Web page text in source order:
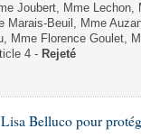
Joubert, Mme
Marais-Beuil, Mme
Mme Florence Goulet,
4 - Rejeté
Belluco pour